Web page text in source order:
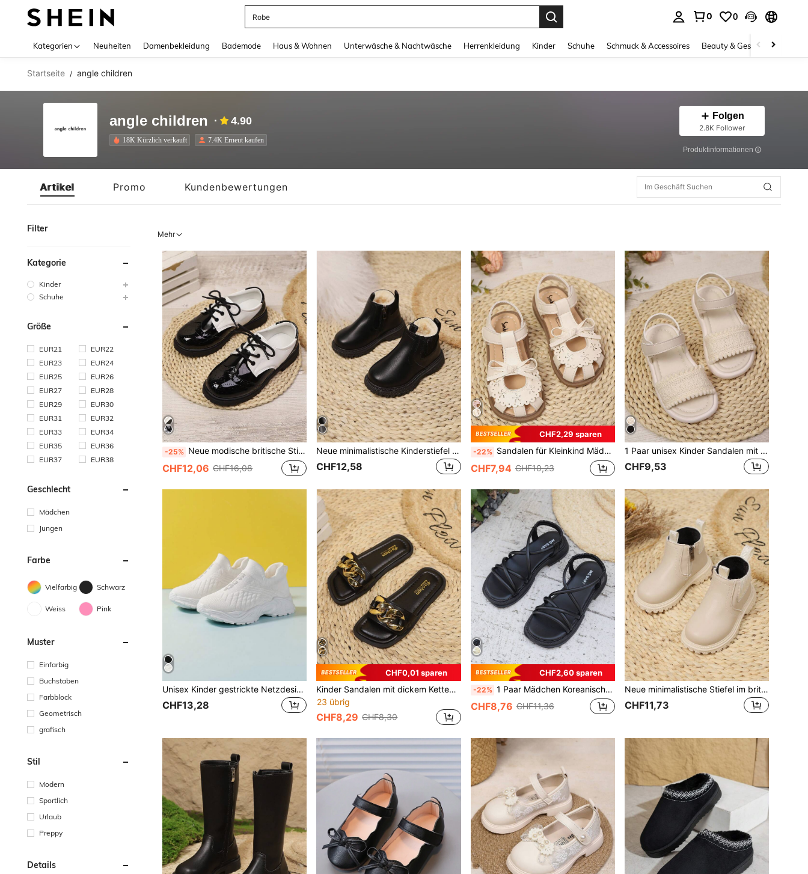
Jumpsuit Damen
0 0
Kategorien Neuheiten Damenbekleidung Bademode Haus & Wohnen Unterwäsche & Nachtwäsche Herrenkleidung Kinder Schuhe Schmuck & Accessoires Beauty & Gesundheit
Startseite / angle children
angle children 4.90
18K Kürzlich verkauft 7.4K Erneut kaufen
Folgen
2.8K Follower
Produktinformationen
Artikel Promo Kundenbewertungen
Filter
Kategorie
Kinder
Schuhe
Größe
EUR21
EUR22
EUR23
EUR24
EUR25
EUR26
EUR27
EUR28
EUR29
EUR30
EUR31
EUR32
EUR33
EUR34
EUR35
EUR36
EUR37
EUR38
Geschlecht
Mädchen
Jungen
Farbe
Vielfarbig Schwarz
Weiss Pink
Muster
Einfarbig
Buchstaben
Farbblock
Geometrisch
grafisch
Stil
Modern
Sportlich
Urlaub
Preppy
Details
Mehr
-25% Neue modische britische Stil PU rutschfeste flache Loafer für Jungen, Performance Party Anzugschuhe, geeignet für alle Jahreszeiten
CHF12,06 CHF16,08
Neue minimalistische Kinderstiefel im britischen Stil mit seitlichem Reißverschluss, geeignet für den täglichen Gebrauch, Feiertage, Partys und Aufführungen
CHF12,58
CHF2,29 sparen
-22% Sandalen für Kleinkind Mädchen mit Schleifen-Dekor, stoßgeschützt, weiche Sohle, rutschfest, klettverschluss-design, geeignet für Sommer, Alltag, Party, Urlaub und Hochzeit
CHF7,94 CHF10,23
1 Paar unisex Kinder Sandalen mit vielseitiger Klettverschluss-Konstruktion, geeignet für Sommer, Strand, Outdoor, Alltag
CHF9,53
Unisex Kinder gestrickte Netzdesign rutschfeste atmungsaktive Outdoor stoßdämpfende Sportschuhe für alle Jahreszeiten geeignet
CHF13,28
CHF0,01 sparen
Kinder Sandalen mit dickem Kettendesign, rutschfeste PU Sohle, quadratische Zehenkappe, Slip-On, flach, Lässig für drinnen/Outdoor, Strand, geeignet für Frühling/Sommer
23 übrig
CHF8,29 CHF8,30
CHF2,60 sparen
-22% 1 Paar Mädchen Koreanischer Stil Lässig vielseitige PU gestreifte Römersandalen, weiche Sohle Mode offene Zehenpartie rutschfest geeignet für Sommerurlaub Strand, schwarze Sommerschuhe
CHF8,76 CHF11,36
Neue minimalistische Stiefel im britischen Stil für Kinder mit seitlichem Reißverschluss, geeignet für den täglichen Gebrauch, Feiertage, Partys und Aufführungen
CHF11,73